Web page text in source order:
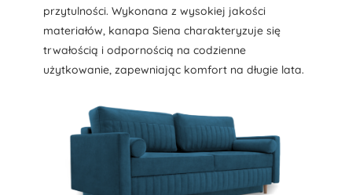
przytulności. Wykonana z wysokiej jakości
materiałów, kanapa Siena charakteryzuje się
trwałością i odpornością na codzienne
użytkowanie, zapewniając komfort na długie lata.